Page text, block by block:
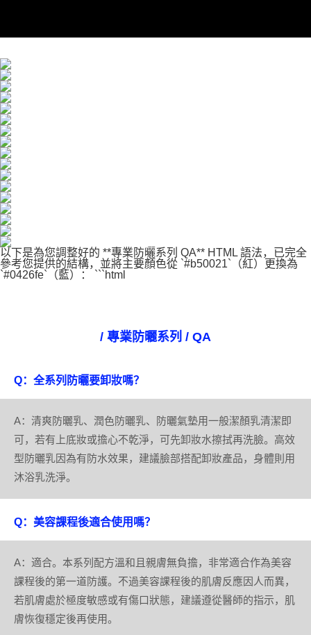
以下是為您調整好的 **專業防曬系列 QA** HTML 語法，已完全
參考您提供的結構，並將主要顏色從 `#b50021`（紅）更換為
`#0426fe`（藍）： ```html
/ 專業防曬系列 / QA
Q：全系列防曬要卸妝嗎？
A：清爽防曬乳、潤色防曬乳、防曬氣墊用一般潔顏乳清潔即
可，若有上底妝或擔心不乾淨，可先卸妝水擦拭再洗臉。高效
型防曬乳因為有防水效果，建議臉部搭配卸妝產品，身體則用
沐浴乳洗淨。
Q：美容課程後適合使用嗎？
A：適合。本系列配方溫和且親膚無負擔，非常適合作為美容
課程後的第一道防護。不過美容課程後的肌膚反應因人而異，
若肌膚處於極度敏感或有傷口狀態，建議遵從醫師的指示，肌
膚恢復穩定後再使用。